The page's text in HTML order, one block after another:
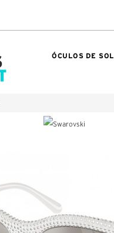
ÓCULOS DE SOL